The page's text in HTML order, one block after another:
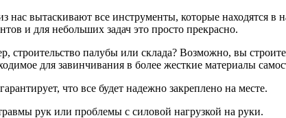
вытаскивают все инструменты, которые находятся
и для небольших задач это просто прекрасно.
строительство палубы или склада? Возможно, вы
для завинчивания в более жесткие материалы
что все будет надежно закреплено на месте.
рук или проблемы с силовой нагрузкой на руки.